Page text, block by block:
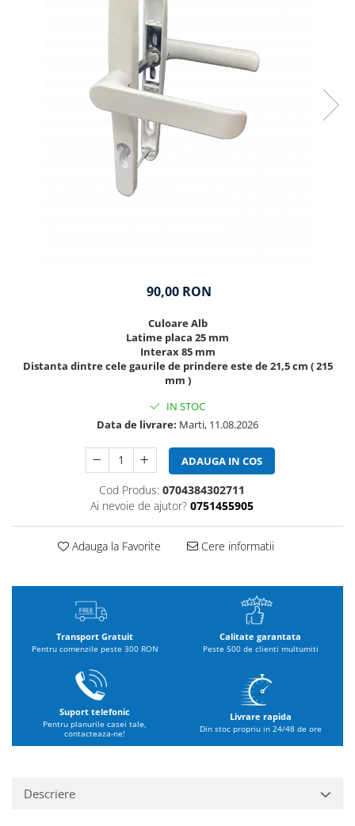
90,00 RON
Culoare Alb
Latime placa 25 mm
Interax 85 mm
Distanta dintre cele gaurile de prindere este de 21,5 cm ( 215
mm )
IN STOC
Data de livrare: Marti, 11.08.2026
ADAUGA IN COS
Cod Produs: 0704384302711
Ai nevoie de ajutor? 0751455905
Adauga la Favorite Cere informatii
Transport Gratuit
Pentru comenzile peste 300 RON
Calitate garantata
Peste 500 de clienti multumiti
Suport telefonic
Pentru planurile casei tale,
contacteaza-ne!
Livrare rapida
Din stoc propriu in 24/48 de ore
Descriere